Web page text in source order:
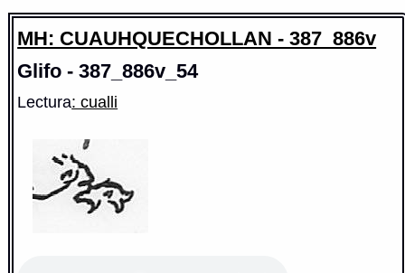
MH: CUAUHQUECHOLLAN - 387_886v
Glifo - 387_886v_54
Lectura: cualli